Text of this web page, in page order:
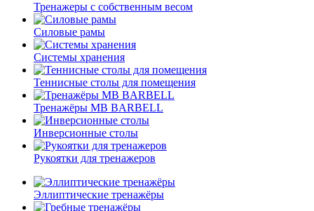
Тренажеры с собственным весом
Силовые рамы
Системы хранения
Теннисные столы для помещения
Тренажёры MB BARBELL
Инверсионные столы
Рукоятки для тренажеров
Эллиптические тренажёры